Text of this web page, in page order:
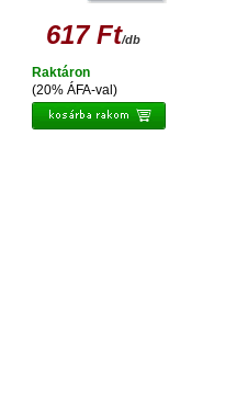
617 Ft/db
(20% ÁFA-val)
Raktáron